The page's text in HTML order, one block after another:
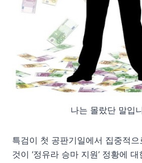
나는 몰랐단 말입
특검이 첫 공판기일에서 집중적
것이 ‘정유라 승마 지원’ 정황에